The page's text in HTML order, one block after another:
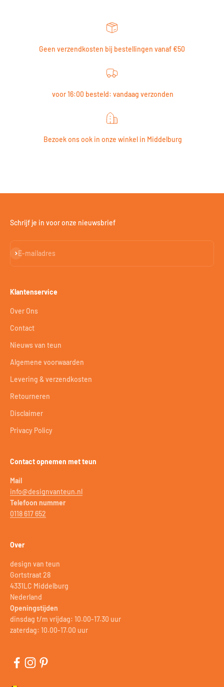
Geen verzendkosten bij bestellingen vanaf €50
voor 16:00 besteld: vandaag verzonden
Bezoek ons ook in onze winkel in Middelburg
Schrijf je in voor onze nieuwsbrief
E-mailadres
Abonneren
Klantenservice
Over Ons
Contact
Nieuws van teun
Algemene voorwaarden
Levering & verzendkosten
Retourneren
Disclaimer
Privacy Policy
Contact opnemen met teun
Mail
info@designvanteun.nl
Telefoon nummer
0118 617 652
Over
design van teun
Gortstraat 28
4331LC Middelburg
Nederland
Openingstijden
dinsdag t/m vrijdag: 10.00-17.30 uur
zaterdag: 10.00-17.00 uur